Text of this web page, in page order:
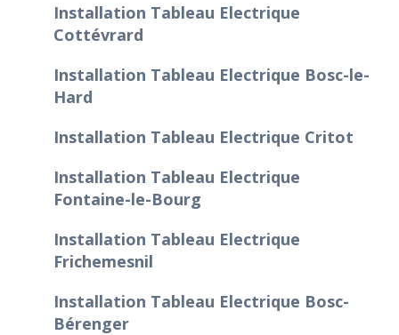
Installation Tableau Electrique
Cottévrard
Installation Tableau Electrique Bosc-le-
Hard
Installation Tableau Electrique Critot
Installation Tableau Electrique
Fontaine-le-Bourg
Installation Tableau Electrique
Frichemesnil
Installation Tableau Electrique Bosc-
Bérenger